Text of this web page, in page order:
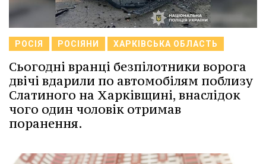
РОСІЯ РОСІЯНИ ХАРКІВСЬКА ОБЛАСТЬ
Сьогодні вранці безпілотники ворога
двічі вдарили по автомобілям поблизу
Слатиного на Харківщині, внаслідок
чого один чоловік отримав
поранення.